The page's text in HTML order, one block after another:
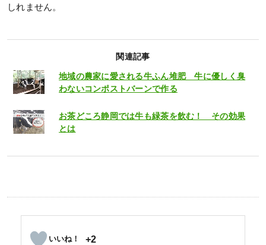
しれません。
関連記事
地域の農家に愛される牛ふん堆肥 牛に優しく臭
わないコンポストバーンで作る
お茶どころ静岡では牛も緑茶を飲む！ その効果
とは
+2